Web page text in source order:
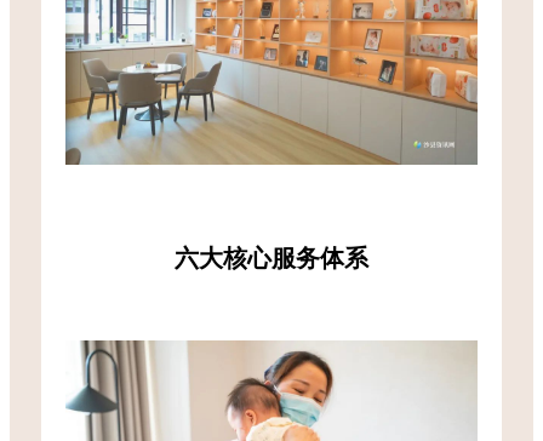
六大核心服务体系